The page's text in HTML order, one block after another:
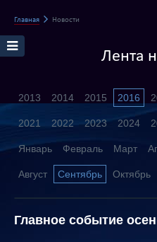
Главная Новости
Лента
2013 2014 2015 2016
2021 2022 2023 2024
Январь Февраль Март
Август Сентябрь Октябрь
Главное событие